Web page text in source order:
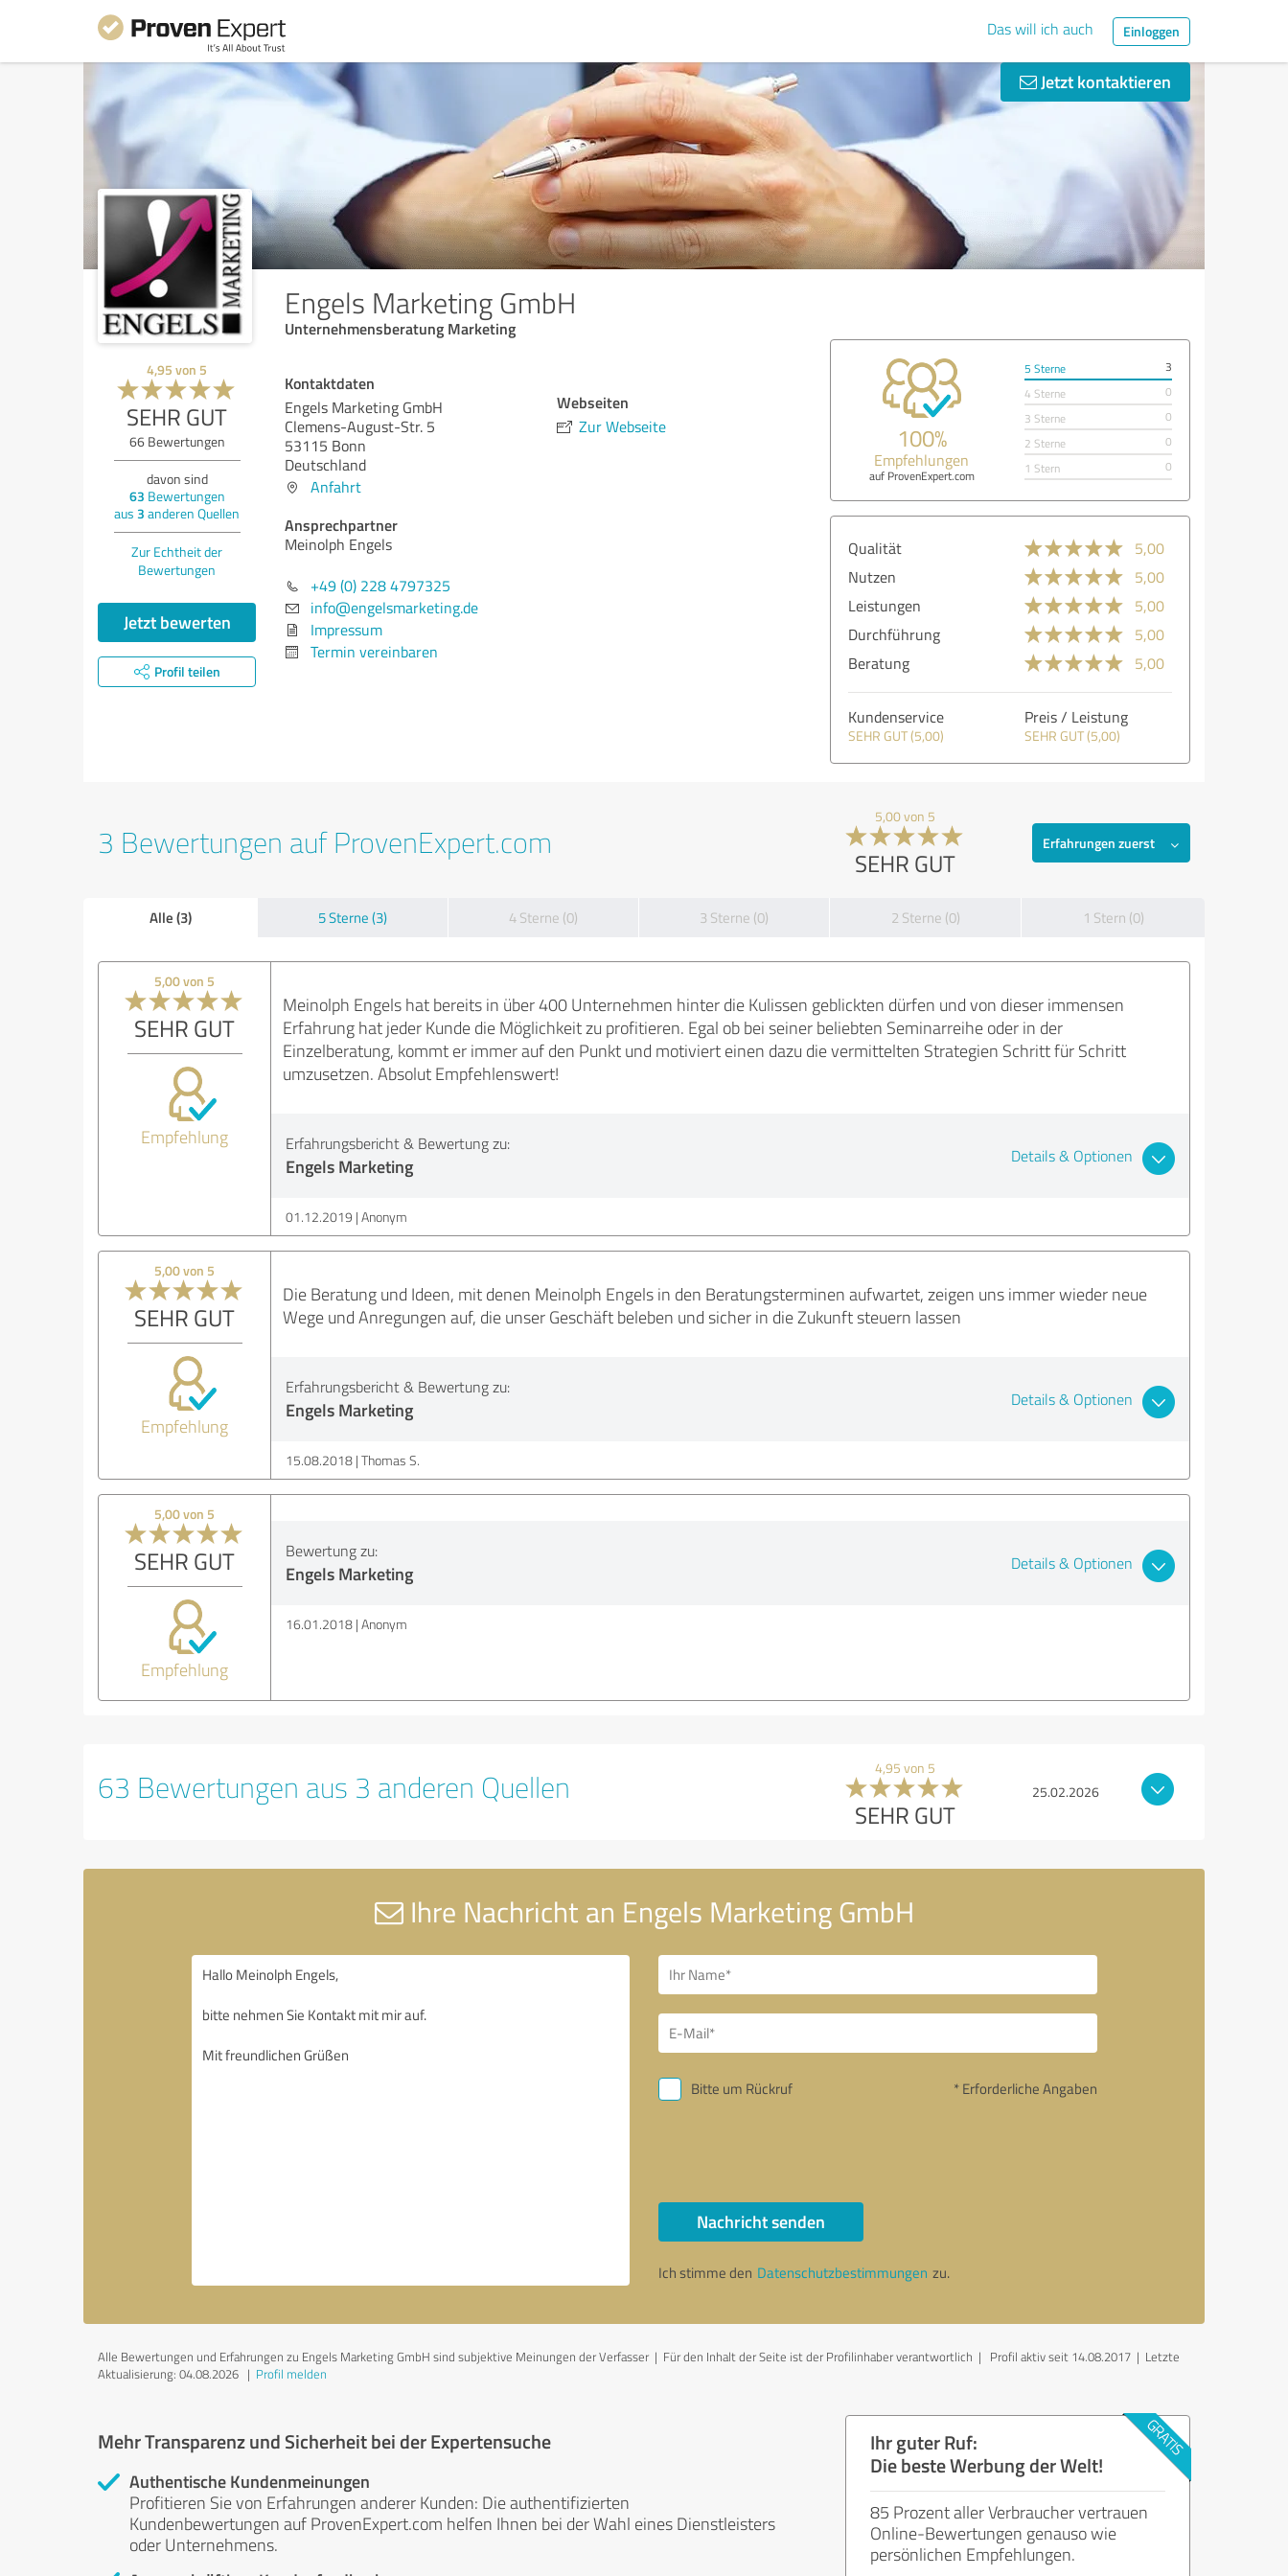
Das will ich auch Einloggen
Jetzt kontaktieren
Engels Marketing GmbH
Unternehmensberatung Marketing
4,95 von 5
SEHR GUT
66Bewertungen
davon sind
63 Bewertungen
aus 3 anderen Quellen
Zur Echtheit der
Bewertungen
Jetzt bewerten
Profil teilen
Kontaktdaten
Engels Marketing GmbH
Clemens-August-Str. 5
53115 Bonn
Deutschland
Anfahrt
Ansprechpartner
Meinolph Engels
+49 (0) 228 4797325
info@engelsmarketing.de
Impressum
Termin vereinbaren
Webseiten
Zur Webseite 100%
Empfehlungen
auf ProvenExpert.com
5 Sterne
3
4 Sterne
0
3 Sterne
0
2 Sterne
0
1 Stern
0
Qualität
5,00
Nutzen
5,00
Leistungen
5,00
Durchführung
5,00
Beratung
5,00
Kundenservice
SEHR GUT (5,00)
Preis / Leistung
SEHR GUT (5,00)
3 Bewertungen auf ProvenExpert.com
5,00 von 5
SEHR GUT
Erfahrungen zuerst
Alle (3) 5 Sterne (3) 4 Sterne (0) 3 Sterne (0) 2 Sterne (0) 1 Stern (0)
5,00 von 5
SEHR GUT
Empfehlung
Meinolph Engels hat bereits in über 400 Unternehmen hinter die Kulissen geblickten dürfen und von dieser immensen
Erfahrung hat jeder Kunde die Möglichkeit zu profitieren. Egal ob bei seiner beliebten Seminarreihe oder in der
Einzelberatung, kommt er immer auf den Punkt und motiviert einen dazu die vermittelten Strategien Schritt für Schritt
umzusetzen. Absolut Empfehlenswert!
Erfahrungsbericht & Bewertung zu:
Engels Marketing Details & Optionen
01.12.2019 Anonym
5,00 von 5
SEHR GUT
Empfehlung
Die Beratung und Ideen, mit denen Meinolph Engels in den Beratungsterminen aufwartet, zeigen uns immer wieder neue
Wege und Anregungen auf, die unser Geschäft beleben und sicher in die Zukunft steuern lassen
Erfahrungsbericht & Bewertung zu:
Engels Marketing Details & Optionen
15.08.2018 Thomas S.
5,00 von 5
SEHR GUT
Empfehlung
Bewertung zu:
Engels Marketing Details & Optionen
16.01.2018 Anonym
63 Bewertungen aus 3 anderen Quellen 4,95 von 5
SEHR GUT
25.02.2026
Ihre Nachricht an Engels Marketing GmbH
Bitte um Rückruf * Erforderliche Angaben
Nachricht senden
Ich stimme den Datenschutzbestimmungen zu.
Alle Bewertungen und Erfahrungen zu Engels Marketing GmbH sind subjektive Meinungen der Verfasser | Für den Inhalt der Seite ist der Profilinhaber verantwortlich | Profil aktiv seit 14.08.2017 | Letzte
Aktualisierung: 04.08.2026 | Profil melden
Mehr Transparenz und Sicherheit bei der Expertensuche
Authentische Kundenmeinungen
Profitieren Sie von Erfahrungen anderer Kunden: Die authentifizierten
Kundenbewertungen auf ProvenExpert.com helfen Ihnen bei der Wahl eines Dienstleisters
oder Unternehmens.
Ihr guter Ruf:
Die beste Werbung der Welt!
85 Prozent aller Verbraucher vertrauen
Online-Bewertungen genauso wie
persönlichen Empfehlungen.